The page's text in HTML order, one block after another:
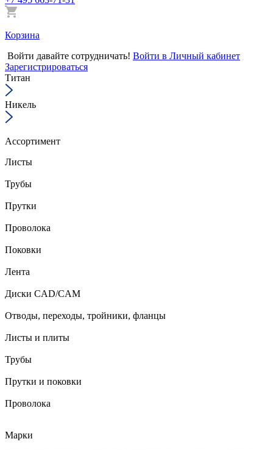
Корзина
Войти давайте сотрудничать! Войти в Личный кабинет
Зарегистрироваться
Титан
Никель
Ассортимент
Листы
Трубы
Прутки
Проволока
Поковки
Лента
Диски CAD/CAM
Отводы, переходы, тройники, фланцы
Листы и плиты
Трубы
Прутки и поковки
Проволока
Марки